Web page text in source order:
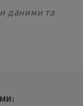
даними та